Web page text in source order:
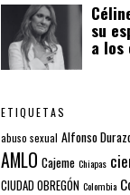
su
a los
ETIQUETAS
abuso sexual Alfonso
AMLO Cajeme Chiapas
CIUDAD OBREGÓN Colombia